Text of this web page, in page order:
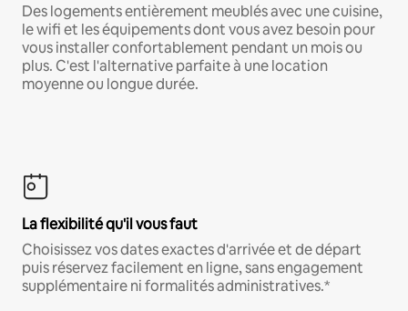
Des logements entièrement meublés avec une cuisine,
le wifi et les équipements dont vous avez besoin pour
vous installer confortablement pendant un mois ou
plus. C'est l'alternative parfaite à une location
moyenne ou longue durée.
La flexibilité qu'il vous faut
Choisissez vos dates exactes d'arrivée et de départ
puis réservez facilement en ligne, sans engagement
supplémentaire ni formalités administratives.*